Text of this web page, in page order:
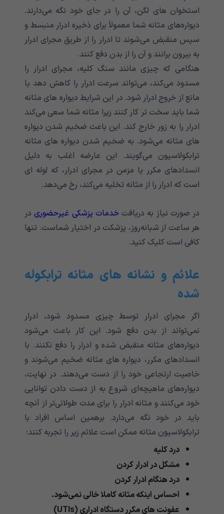
استخوان های لگن، آن را در جای خود نگه می‌‌‌‌‌‌‌‌‌‌‌‌‌دارند.
دیواره‌های مثانه شما معمولاً برای ذخیره ادرار منبسط و
سپس منقبض می‌شوند تا ادرار را از طریق مجرای ادرار
به بیرون برانند و آن را از بدن دفع کنند.
هنگامی‌‌‌‌‌‌‌‌‌‌‌‌‌ که چیزی مانند سنگ کلیه، مجرای ادرار را
مسدود می‌‌‌‌‌‌‌‌‌‌‌‌‌کند، می‌‌‌‌‌‌‌‌‌‌‌‌‌تواند سرعت ادرار را کاهش دهد یا
مانع از خروج ادرار شود. در این شرایط دیواره های مثانه
شما باید سخت تر کار کنند زیرا مثانه شما سعی می‌‌‌‌‌‌‌‌‌‌‌‌‌کند
ادرار را به زور خارج کند. این باعث ضخیم شدن دیواره
های مثانه می‌‌‌‌‌‌‌‌‌‌‌‌‌شود. به ضخیم شدن دیواره های مثانه
ترابکولاسیون می‌‌‌‌‌‌‌‌‌‌‌‌‌گویند. این عارضه اغلب به دلیل
انسدادهای مکرر یا مزمن در مجرای ادرار، که لوله ای
است که ادرار را از مثانه تخلیه می‌‌‌‌‌‌‌‌‌‌‌‌‌کند، رخ می‌‌‌‌‌‌‌‌‌‌‌‌‌دهد.
در صورت نیاز به دریافتخدمات پزشکی غیرحضوریدر
هر ساعت از شبانه‌روز، پزشکت در اختیار شماست. تنها
کافی است کلیک کنید.
علائم و نشانه های مثانه ترابکوله
شده
اگر مجرای ادرار توسط چیزی مسدود شود، ادرار
نمی‌‌‌‌‌‌‌‌‌‌‌‌‌تواند از بدن دفع شود. این کار باعث می‌شود
دیواره‌های مثانه منقبض شده و ادرار را دفع نکنند. با
انسدادهای مکرر، دیواره های مثانه ضخیم می‌‌‌‌‌‌‌‌‌‌‌‌‌شوند و
خاصیت ارتجاعی خود را از دست می‌‌‌‌‌‌‌‌‌‌‌‌‌دهند. در نهایت،
دیواره‌های ماهیچه‌ای شروع به از دست دادن توانایی
خود می‌کنند و مثانه ادرار را برای مدت طولانی‌تر از آنچه
باید در خود نگه می‌دارد. برهمین اساس افراد با
ترابکولاسیون مثانه ممکن است علائم زیر را تجربه کنند:
درد کلیه
مشکل در ادرار کردن
درد هنگام ادرار کردن
احساس اینکه مثانه کاملا خالی نمی‌‌‌‌‌‌‌‌‌‌‌‌‌شود.
عفونت های مکرر دستگاه ادراری (UTIs)